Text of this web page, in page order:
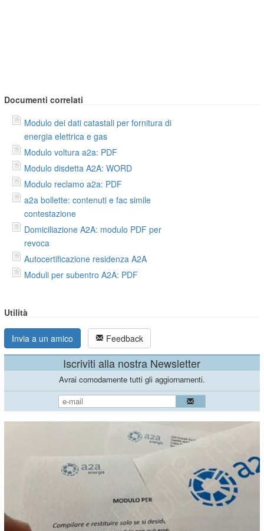
Documenti correlati
Modulo dei dati catastali per fornitura di
energia elettrica e gas
Modulo voltura a2a: PDF
Modulo disdetta A2A: WORD
Modulo reclamo a2a: PDF
a2a bollette: contenuti e fac simile
contestazione
Domiciliazione A2A: modulo PDF per
revoca
Autocertificazione residenza A2A
Moduli per subentro A2A: PDF
Utilità
Invia a un amico Feedback
Iscriviti alla nostra Newsletter
Avrai comodamente tutti gli aggiornamenti.